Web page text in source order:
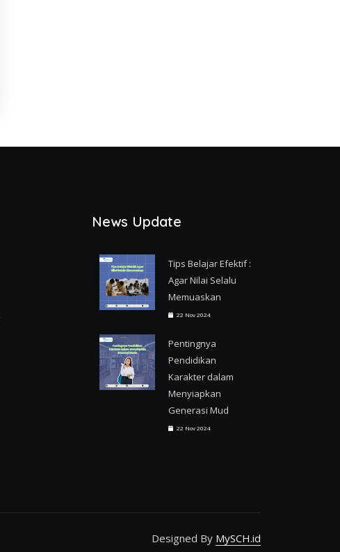
News Update
Tips Belajar Efektif :
Agar Nilai Selalu
Memuaskan
22 Nov 2024
Pentingnya
Pendidikan
Karakter dalam
Menyiapkan
Generasi Mud
22 Nov 2024
Designed By MySCH.id